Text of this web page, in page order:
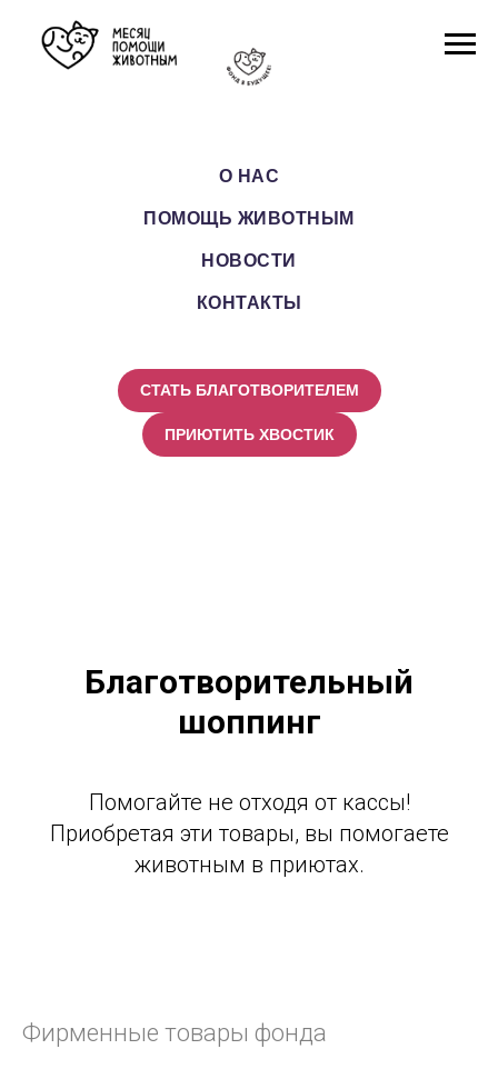
О НАС
ПОМОЩЬ ЖИВОТНЫМ
НОВОСТИ
КОНТАКТЫ
СТАТЬ БЛАГОТВОРИТЕЛЕМ
ПРИЮТИТЬ ХВОСТИК
Благотворительный
шоппинг
Помогайте не отходя от кассы!
Приобретая эти товары, вы помогаете
животным в приютах.
Фирменные товары фонда